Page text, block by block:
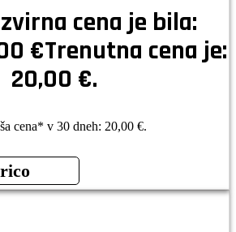
cena je bila:
€Trenutna cena je:
20,00 €.
cena* v 30 dneh: 20,00 €.